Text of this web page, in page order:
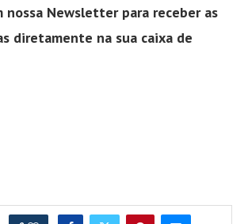
nossa Newsletter para receber as
diretamente na sua caixa de